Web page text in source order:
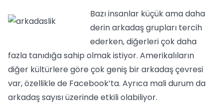
Bazı insanlar küçük ama daha
derin arkadaş grupları tercih
ederken, diğerleri çok daha
fazla tanıdığa sahip olmak istiyor. Amerikalıların
diğer kültürlere göre çok geniş bir arkadaş çevresi
var, özellikle de Facebook’ta. Ayrıca mali durum da
arkadaş sayısı üzerinde etkili olabiliyor.